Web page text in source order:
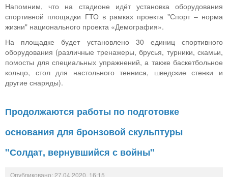
Напомним, что на стадионе идёт установка оборудования
спортивной площадки ГТО в рамках проекта "Спорт – норма
жизни" национального проекта «Демография».
На площадке будет установлено 30 единиц спортивного
оборудования (различные тренажеры, брусья, турники, скамьи,
помосты для специальных упражнений, а также баскетбольное
кольцо, стол для настольного тенниса, шведские стенки и
другие снаряды).
Продолжаются работы по подготовке
основания для бронзовой скульптуры
"Солдат, вернувшийся с войны"
Опубликовано: 27.04.2020, 16:15